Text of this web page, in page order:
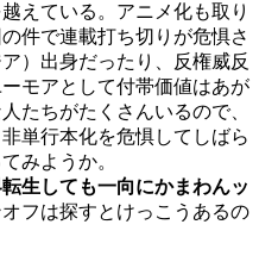
えている。アニメ化も取り
件で連載打ち切りが危惧さ
）出身だったり、反権威反
モアとして付帯価値はあが
たちがたくさんいるので、
単行本化を危惧してしばら
みようか。
生しても一向にかまわんッ
フは探すとけっこうあるの